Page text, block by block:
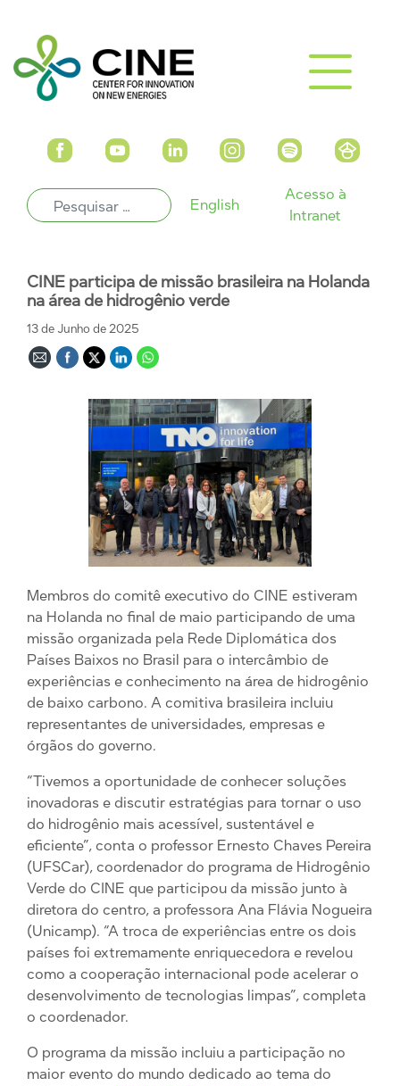
English
Acesso à
Intranet
CINE participa de missão brasileira na Holanda
na área de hidrogênio verde
13 de Junho de 2025
Membros do comitê executivo do CINE estiveram
na Holanda no final de maio participando de uma
missão organizada pela Rede Diplomática dos
Países Baixos no Brasil para o intercâmbio de
experiências e conhecimento na área de hidrogênio
de baixo carbono. A comitiva brasileira incluiu
representantes de universidades, empresas e
órgãos do governo.
“Tivemos a oportunidade de conhecer soluções
inovadoras e discutir estratégias para tornar o uso
do hidrogênio mais acessível, sustentável e
eficiente”, conta o professor Ernesto Chaves Pereira
(UFSCar), coordenador do programa de Hidrogênio
Verde do CINE que participou da missão junto à
diretora do centro, a professora Ana Flávia Nogueira
(Unicamp). “A troca de experiências entre os dois
países foi extremamente enriquecedora e revelou
como a cooperação internacional pode acelerar o
desenvolvimento de tecnologias limpas”, completa
o coordenador.
O programa da missão incluiu a participação no
maior evento do mundo dedicado ao tema do